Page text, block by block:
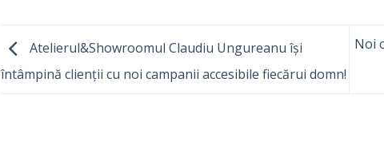
Atelierul&Showroomul Claudiu Ungureanu își
întâmpină clienții cu noi campanii accesibile fiecărui domn!
Noi